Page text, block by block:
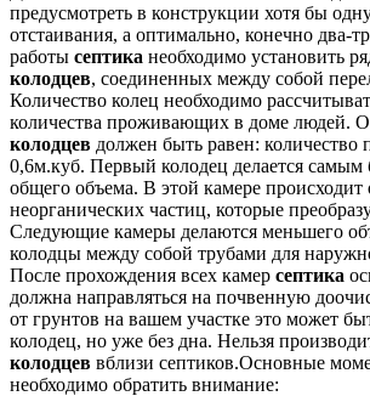
предусмотреть в конструкции хотя бы
отстаивания, а оптимально, конечно два-
работы септика необходимо установить
колодцев, соединенных между собой
Количество колец необходимо
количества проживающих в доме людей.
колодцев должен быть равен:
0,6м.куб. Первый колодец делается
общего объема. В этой камере происходит
неорганических частиц, которые
Следующие камеры делаются меньшего
колодцы между собой трубами для
После прохождения всех камер септика
должна направляться на почвенную
от грунтов на вашем участке это может
колодец, но уже без дна. Нельзя
колодцев вблизи септиков.Основные
необходимо обратить внимание: